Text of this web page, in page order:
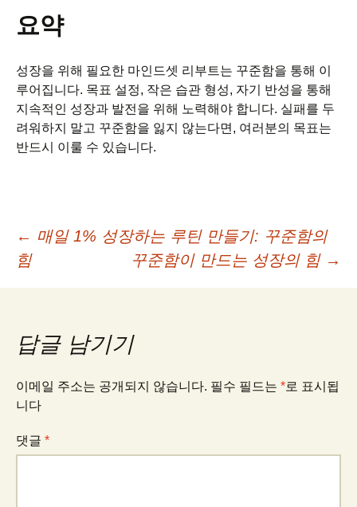
요약
성장을 위해 필요한 마인드셋 리부트는 꾸준함을 통해 이
루어집니다. 목표 설정, 작은 습관 형성, 자기 반성을 통해
지속적인 성장과 발전을 위해 노력해야 합니다. 실패를 두
려워하지 말고 꾸준함을 잃지 않는다면, 여러분의 목표는
반드시 이룰 수 있습니다.
글
네
비
게
이
← 매일 1% 성장하는 루틴 만들기: 꾸준함의
힘
꾸준함이 만드는 성장의 힘 →
답글 남기기
이메일 주소는 공개되지 않습니다. 필수 필드는 *로 표시됩
니다
댓글 *